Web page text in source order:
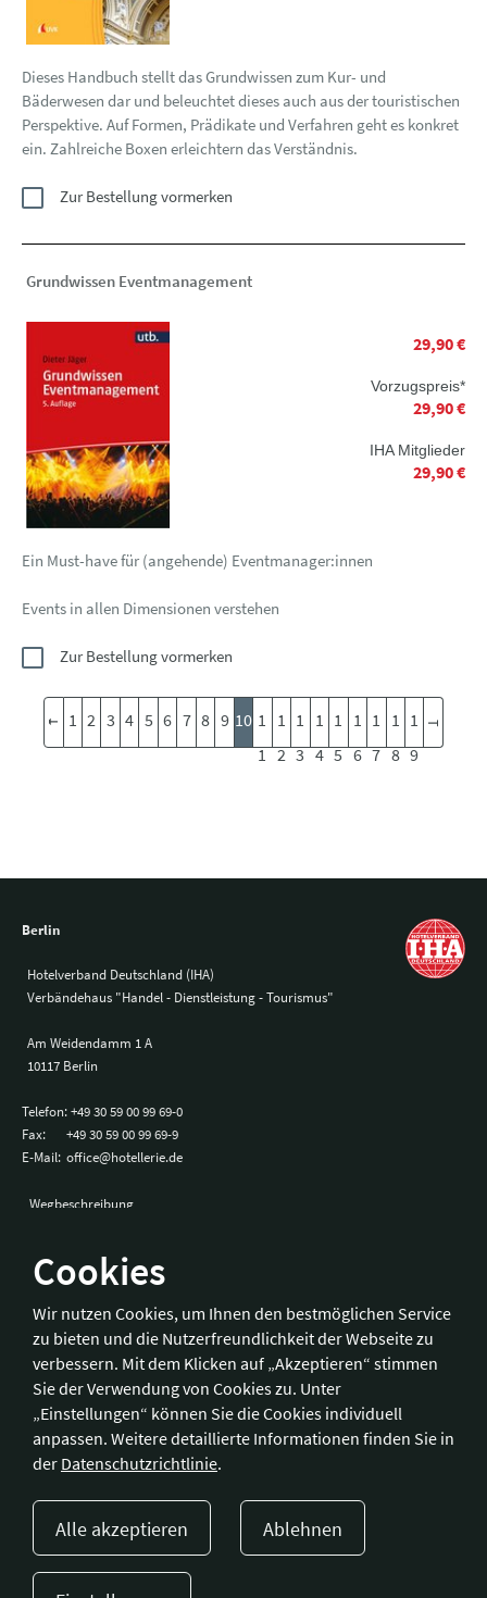
Cookies
Wir nutzen Cookies, um Ihnen den bestmöglichen Service
zu bieten und die Nutzerfreundlichkeit der Webseite zu
verbessern. Mit dem Klicken auf „Akzeptieren“ stimmen
Sie der Verwendung von Cookies zu. Unter
„Einstellungen“ können Sie die Cookies individuell
anpassen. Weitere detaillierte Informationen finden Sie in
der Datenschutzrichtlinie.
Alle akzeptieren Ablehnen
Dieses Handbuch stellt das Grundwissen zum Kur- und
Bäderwesen dar und beleuchtet dieses auch aus der touristischen
Perspektive. Auf Formen, Prädikate und Verfahren geht es konkret
ein. Zahlreiche Boxen erleichtern das Verständnis.
Zur Bestellung vormerken
Grundwissen Eventmanagement
29,90 €
Vorzugspreis*
29,90 €
IHA Mitglieder
29,90 €
Ein Must-have für (angehende) Eventmanager:innen
Events in allen Dimensionen verstehen
Zur Bestellung vormerken
1 2 3 4 5 6 7 8 9 10 1
1
1
2
1
3
1
4
1
5
1
6
1
7
1
8
1
9
Berlin
Hotelverband Deutschland (IHA)
Verbändehaus "Handel - Dienstleistung - Tourismus"
Am Weidendamm 1 A
10117 Berlin
Telefon:+49 30 59 00 99 69-0
Fax:
+49 30 59 00 99 69-9
E-Mail: office@hotellerie.de
Wegbeschreibung
Hotelverband Deutschland (IHA) / IHA-Service GmbH
Kronprinzenstraße 37
53173 Bonn
Telefon:
Fax:
+49 228 92 39 29-9
E-Mail:bonn@hotellerie.de
Wegbeschreibung